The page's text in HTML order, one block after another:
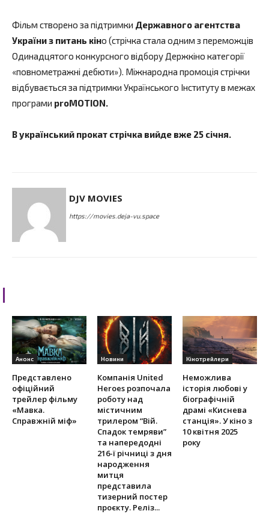
Фільм створено за підтримки Державного агентства
України з питань кіно (стрічка стала одним з переможців
Одинадцятого конкурсного відбору Держкіно категорії
«повнометражні дебюти»). Міжнародна промоція стрічки
відбувається за підтримки Українського Інституту в межах
програми proMOTION.
В український прокат стрічка вийде вже 25 січня.
DJV MOVIES
https://movies.deja-vu.space
Анонс
Представлено
офіційний
трейлер фільму
«Мавка.
Справжній міф»
Новини
Компанія United
Heroes розпочала
роботу над
містичним
трилером “Вій.
Спадок темряви”
та напередодні
216-ї річниці з дня
народження
митця
представила
тизерний постер
проєкту. Реліз...
Кінотрейлери
Неможлива
історія любові у
біографічній
драмі «Киснева
станція». У кіно з
10 квітня 2025
року